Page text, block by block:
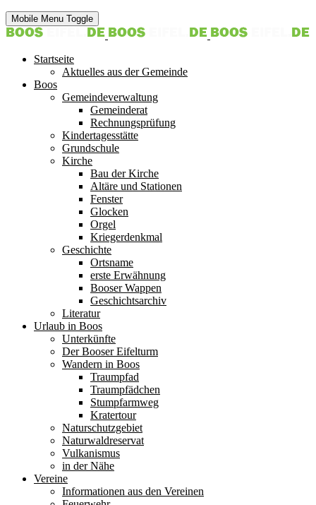
Mobile Menu Toggle
Startseite
Aktuelles aus der Gemeinde
Boos
Gemeindeverwaltung
Gemeinderat
Rechnungsprüfung
Kindertagesstätte
Grundschule
Kirche
Bau der Kirche
Altäre und Stationen
Fenster
Glocken
Orgel
Kriegerdenkmal
Geschichte
Ortsname
erste Erwähnung
Booser Wappen
Geschichtsarchiv
Literatur
Urlaub in Boos
Unterkünfte
Der Booser Eifelturm
Wandern in Boos
Traumpfad
Traumpfädchen
Stumpfarmweg
Kratertour
Naturschutzgebiet
Naturwaldreservat
Vulkanismus
in der Nähe
Vereine
Informationen aus den Vereinen